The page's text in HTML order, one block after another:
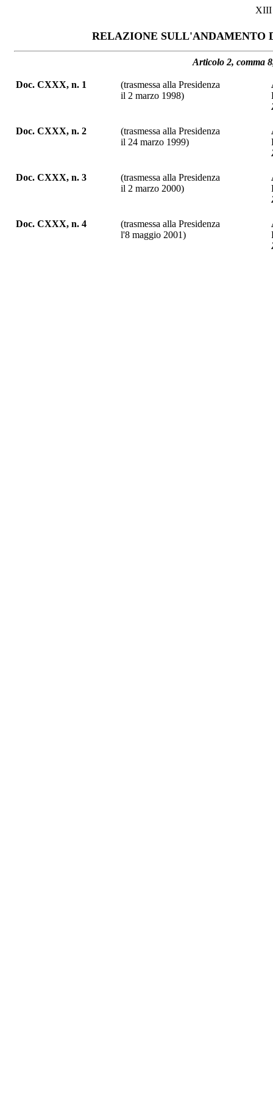
XIII
RELAZIONE SULL'ANDAMENTO
Articolo 2, comma
Doc. CXXX, n. 1
(trasmessa alla Presidenza
il 2 marzo 1998)
Doc. CXXX, n. 2
(trasmessa alla Presidenza
il 24 marzo 1999)
Doc. CXXX, n. 3
(trasmessa alla Presidenza
il 2 marzo 2000)
Doc. CXXX, n. 4
(trasmessa alla Presidenza
l'8 maggio 2001)